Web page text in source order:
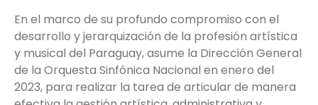
En el marco de su profundo compromiso con el
desarrollo y jerarquización de la profesión artística
y musical del Paraguay, asume la Dirección General
de la Orquesta Sinfónica Nacional en enero del
2023, para realizar la tarea de articular de manera